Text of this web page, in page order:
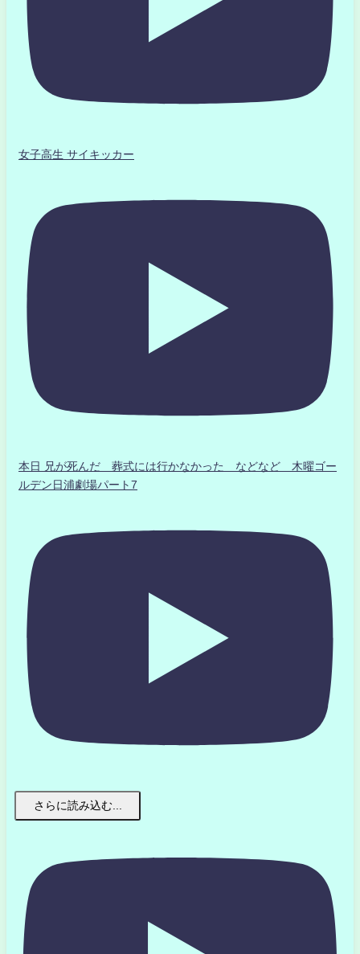
女子高生 サイキッカー
本日 兄が死んだ 葬式には行かなかった などなど 木曜ゴー
ルデン日浦劇場パート7
さらに読み込む...